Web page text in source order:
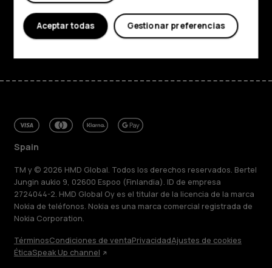
Asistencia
FacebookInstagramTiktokYoutubeLinkedinDiscord
Spain
TM y © 2026 HMD Global. Todos los derechos reservados. Bertel
Jungin aukio 9, 02600 Espoo (Finlandia). ID de empresa
2724044-2. HMD Global Oy es el titular de la licencia de la marca
Nokia de teléfonos. Nokia es una marca comercial registrada de
Nokia Corporation.
TérminosCondiciones de ventaPrivacidadAjustes de cookies
ÉticaSpeak Up channel
Gestionar preferencias
Aceptar todas